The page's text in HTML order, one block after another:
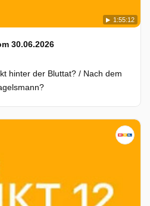
1:55:12
30.06.2026
hinter der Bluttat? / Nach dem